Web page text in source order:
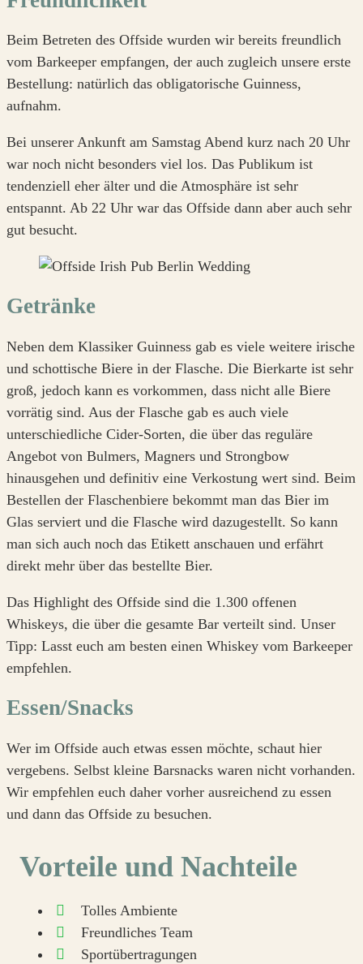
Beim Betreten des Offside wurden wir bereits freundlich
vom Barkeeper empfangen, der auch zugleich unsere erste
Bestellung: natürlich das obligatorische Guinness,
aufnahm.
Bei unserer Ankunft am Samstag Abend kurz nach 20 Uhr
war noch nicht besonders viel los. Das Publikum ist
tendenziell eher älter und die Atmosphäre ist sehr
entspannt. Ab 22 Uhr war das Offside dann aber auch sehr
gut besucht.
Getränke
Neben dem Klassiker Guinness gab es viele weitere irische
und schottische Biere in der Flasche. Die Bierkarte ist sehr
groß, jedoch kann es vorkommen, dass nicht alle Biere
vorrätig sind. Aus der Flasche gab es auch viele
unterschiedliche Cider-Sorten, die über das reguläre
Angebot von Bulmers, Magners und Strongbow
hinausgehen und definitiv eine Verkostung wert sind. Beim
Bestellen der Flaschenbiere bekommt man das Bier im
Glas serviert und die Flasche wird dazugestellt. So kann
man sich auch noch das Etikett anschauen und erfährt
direkt mehr über das bestellte Bier.
Das Highlight des Offside sind die 1.300 offenen
Whiskeys, die über die gesamte Bar verteilt sind. Unser
Tipp: Lasst euch am besten einen Whiskey vom Barkeeper
empfehlen.
Essen/Snacks
Wer im Offside auch etwas essen möchte, schaut hier
vergebens. Selbst kleine Barsnacks waren nicht vorhanden.
Wir empfehlen euch daher vorher ausreichend zu essen
und dann das Offside zu besuchen.
Vorteile und Nachteile
Tolles Ambiente
Freundliches Team
Sportübertragungen